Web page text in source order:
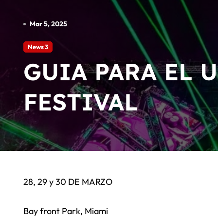
La Etnnia: Para Su
El Reggaeton Beach 2026
Arrancó el Starlite Occident
Mar 5, 2025
News 3
GUIA PARA EL
FESTIVAL
28, 29 y 30 DE MARZO
Bay front Park, Miami